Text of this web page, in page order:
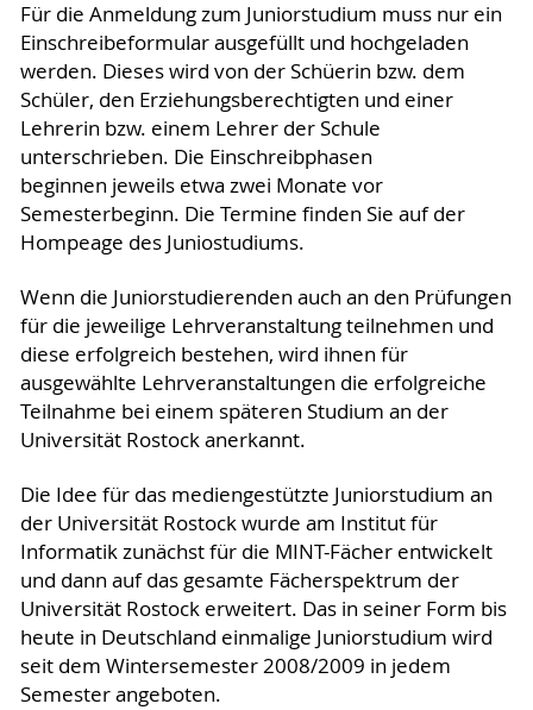
Für die Anmeldung zum Juniorstudium muss nur ein
Einschreibeformular ausgefüllt und hochgeladen
werden. Dieses wird von der Schüerin bzw. dem
Schüler, den Erziehungsberechtigten und einer
Lehrerin bzw. einem Lehrer der Schule
unterschrieben. Die Einschreibphasen
beginnen jeweils etwa zwei Monate vor
Semesterbeginn. Die Termine finden Sie auf der
Hompeage des Juniostudiums.
Wenn die Juniorstudierenden auch an den Prüfungen
für die jeweilige Lehrveranstaltung teilnehmen und
diese erfolgreich bestehen, wird ihnen für
ausgewählte Lehrveranstaltungen die erfolgreiche
Teilnahme bei einem späteren Studium an der
Universität Rostock anerkannt.
Die Idee für das mediengestützte Juniorstudium an
der Universität Rostock wurde am Institut für
Informatik zunächst für die MINT-Fächer entwickelt
und dann auf das gesamte Fächerspektrum der
Universität Rostock erweitert. Das in seiner Form bis
heute in Deutschland einmalige Juniorstudium wird
seit dem Wintersemester 2008/2009 in jedem
Semester angeboten.